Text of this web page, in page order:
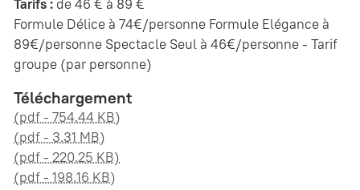
Tarifs : de 46 € à 89 €
Formule Délice à 74€/personne Formule Elégance à
89€/personne Spectacle Seul à 46€/personne - Tarif
groupe (par personne)
Téléchargement
(pdf - 754.44 KB)
(pdf - 3.31 MB)
(pdf - 220.25 KB)
(pdf - 198.16 KB)